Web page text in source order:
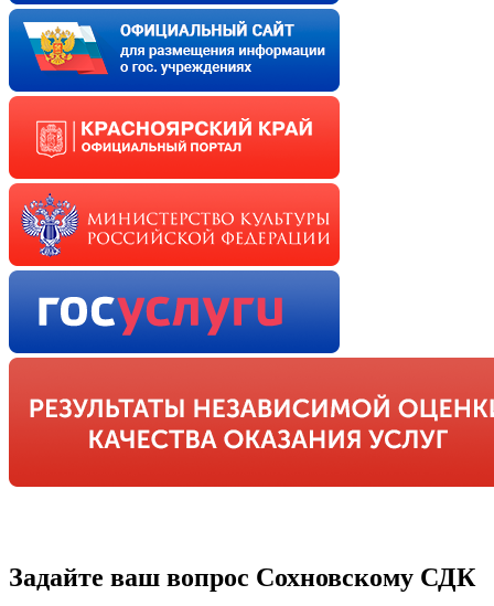
Задайте ваш вопрос Сохновскому СДК